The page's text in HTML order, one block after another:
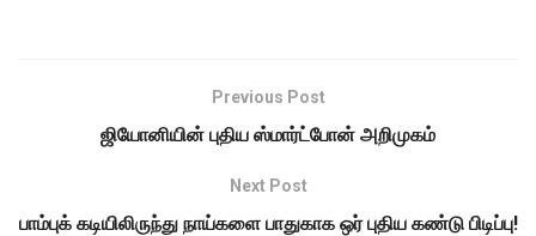
Previous Post
ஜியோனியின் புதிய ஸ்மார்ட்போன் அறிமுகம்
Next Post
பாம்புக் கடியிலிருந்து நாய்களை பாதுகாக ஒர் புதிய கண்டு பிடிப்பு!